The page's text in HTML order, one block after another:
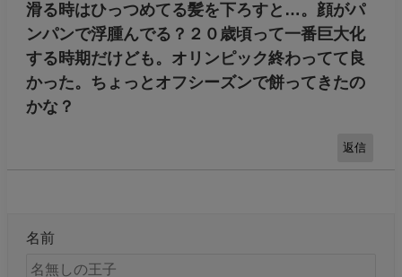
滑る時はひっつめてる髪を下ろすと…。顔がパ
ンパンで浮腫んでる？２０歳頃って一番巨大化
する時期だけども。オリンピック終わってて良
かった。ちょっとオフシーズンで餅ってきたの
かな？
返信
名前